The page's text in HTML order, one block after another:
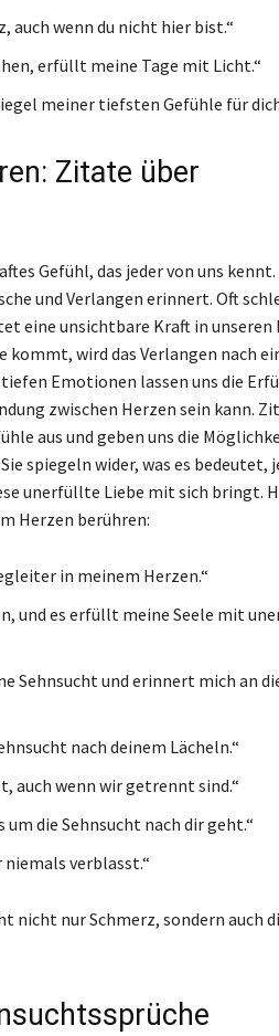
auch wenn du nicht hier bist.“
erfüllt meine Tage mit Licht.“
meiner tiefsten Gefühle für
Zitate über
Gefühl, das jeder von uns kennt.
und Verlangen erinnert. Oft
eine unsichtbare Kraft in unseren
kommt, wird das Verlangen nach
Emotionen lassen uns die
zwischen Herzen sein kann.
aus und geben uns die
spiegeln wider, was es bedeutet,
unerfüllte Liebe mit sich bringt.
Herzen berühren:
in meinem Herzen.“
und es erfüllt meine Seele mit
Sehnsucht und erinnert mich an
nach deinem Lächeln.“
auch wenn wir getrennt sind.“
die Sehnsucht nach dir geht.“
niemals verblasst.“
nicht nur Schmerz, sondern auch